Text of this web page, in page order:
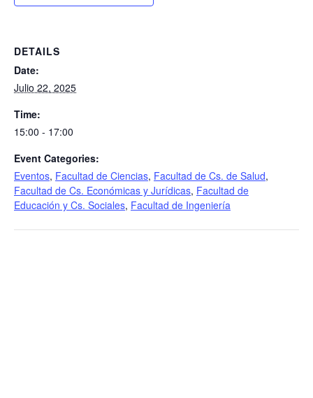
DETAILS
Date:
Julio 22, 2025
Time:
15:00 - 17:00
Event Categories:
Eventos, Facultad de Ciencias, Facultad de Cs. de Salud,
Facultad de Cs. Económicas y Jurídicas, Facultad de
Educación y Cs. Sociales, Facultad de Ingeniería